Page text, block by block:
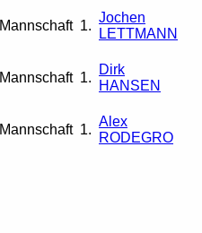
Mannschaft 1.
Jochen
LETTMANN
Mannschaft 1.
Dirk
HANSEN
Mannschaft 1.
Alex
RODEGRO